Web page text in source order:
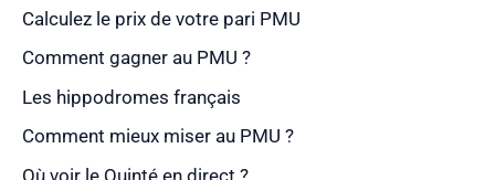
Calculez le prix de votre pari PMU
Comment gagner au PMU ?
Les hippodromes français
Comment mieux miser au PMU ?
Où voir le Quinté en direct ?